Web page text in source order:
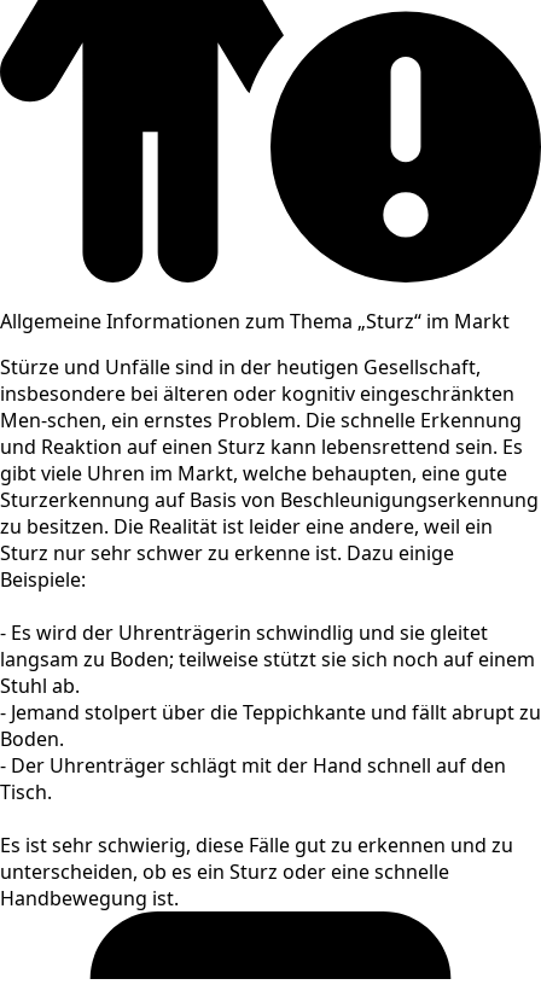
Allgemeine Informationen zum Thema „Sturz“ im Markt
Stürze und Unfälle sind in der heutigen Gesellschaft,
insbesondere bei älteren oder kognitiv eingeschränkten
Men-schen, ein ernstes Problem. Die schnelle Erkennung
und Reaktion auf einen Sturz kann lebensrettend sein. Es
gibt viele Uhren im Markt, welche behaupten, eine gute
Sturzerkennung auf Basis von Beschleunigungserkennung
zu besitzen. Die Realität ist leider eine andere, weil ein
Sturz nur sehr schwer zu erkenne ist. Dazu einige
Beispiele:
- Es wird der Uhrenträgerin schwindlig und sie gleitet
langsam zu Boden; teilweise stützt sie sich noch auf einem
Stuhl ab.
- Jemand stolpert über die Teppichkante und fällt abrupt zu
Boden.
- Der Uhrenträger schlägt mit der Hand schnell auf den
Tisch.
Es ist sehr schwierig, diese Fälle gut zu erkennen und zu
unterscheiden, ob es ein Sturz oder eine schnelle
Handbewegung ist.